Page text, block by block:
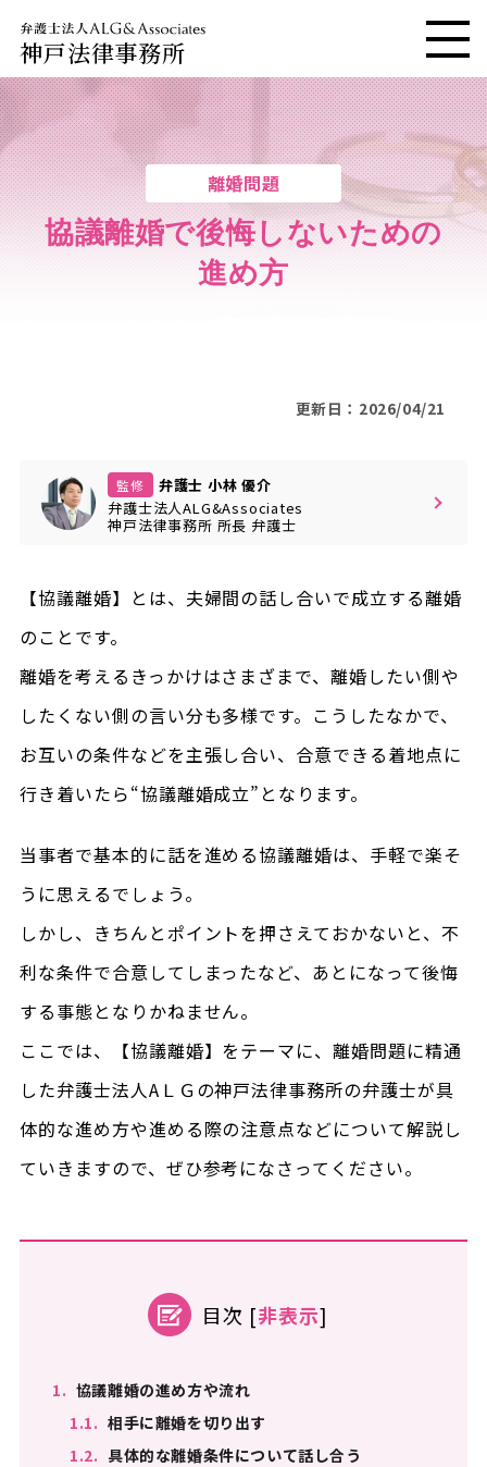
神戸法律事務所
離婚問題
協議離婚で後悔しないための
進め方
更新日：2026/04/21
監修
弁護士 小林 優介
弁護士法人ALG&Associates
神戸法律事務所 所長 弁護士
【協議離婚】とは、夫婦間の話し合いで成立する離婚
のことです。
離婚を考えるきっかけはさまざまで、離婚したい側や
したくない側の言い分も多様です。こうしたなかで、
お互いの条件などを主張し合い、合意できる着地点に
行き着いたら“協議離婚成立”となります。
当事者で基本的に話を進める協議離婚は、手軽で楽そ
うに思えるでしょう。
しかし、きちんとポイントを押さえておかないと、不
利な条件で合意してしまったなど、あとになって後悔
する事態となりかねません。
ここでは、【協議離婚】をテーマに、離婚問題に精通
した弁護士法人AＬＧの神戸法律事務所の弁護士が具
体的な進め方や進める際の注意点などについて解説し
ていきますので、ぜひ参考になさってください。
目次 [非表示]
1. 協議離婚の進め方や流れ
1.1. 相手に離婚を切り出す
1.2. 具体的な離婚条件について話し合う